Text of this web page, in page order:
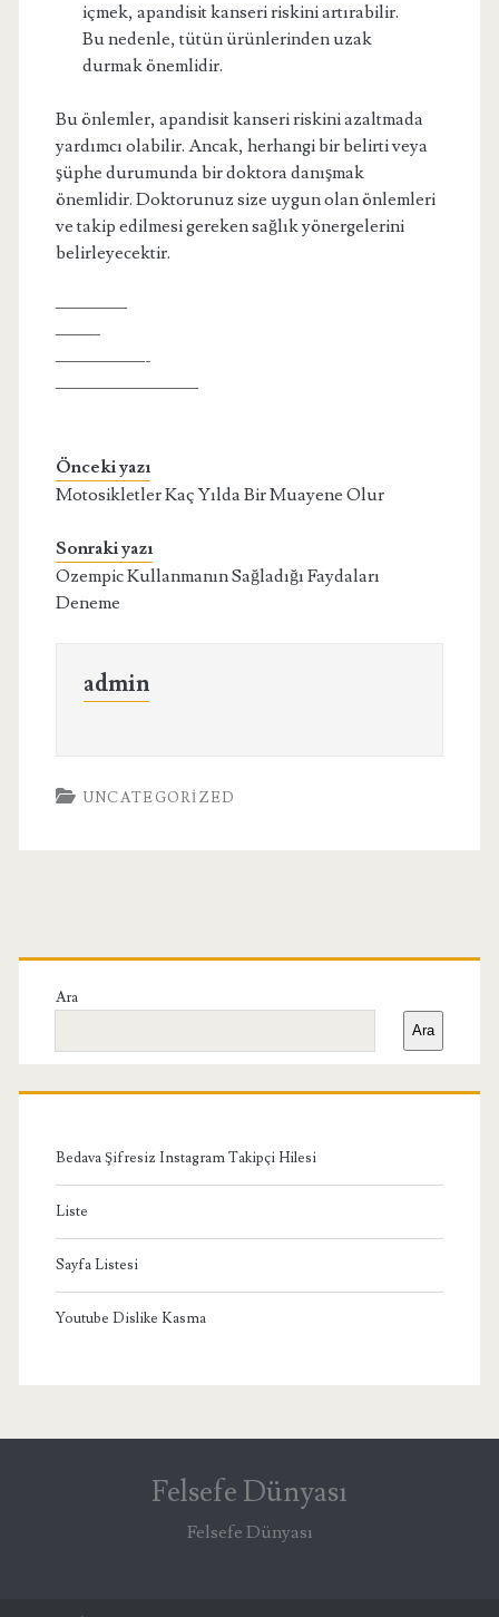
içmek, apandisit kanseri riskini artırabilir.
Bu nedenle, tütün ürünlerinden uzak
durmak önemlidir.
Bu önlemler, apandisit kanseri riskini azaltmada
yardımcı olabilir. Ancak, herhangi bir belirti veya
şüphe durumunda bir doktora danışmak
önemlidir. Doktorunuz size uygun olan önlemleri
ve takip edilmesi gereken sağlık yönergelerini
belirleyecektir.
————
——–
—————-
————————
Önceki yazı
Motosikletler Kaç Yılda Bir Muayene Olur
Sonraki yazı
Ozempic Kullanmanın Sağladığı Faydaları
Deneme
admin
UNCATEGORIZED
Birincil
Yan
Menü
Ara
Ara
Bedava Şifresiz Instagram Takipçi Hilesi
Liste
Sayfa Listesi
Youtube Dislike Kasma
Felsefe Dünyası
Felsefe Dünyası